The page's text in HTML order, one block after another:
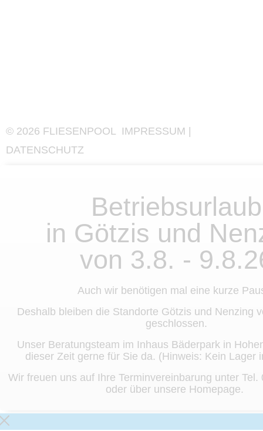
© 2026 FLIESENPOOL IMPRESSUM
DATENSCHUTZ
Betriebsurlaub
in Götzis und
von 3.8. -
Auch wir benötigen mal eine kurze
Deshalb bleiben die Standorte Götzis und Nenzing
geschlossen.
Unser Beratungsteam im Inhaus Bäderpark in
dieser Zeit gerne für Sie da. (Hinweis: Kein Lager
Wir freuen uns auf Ihre Terminvereinbarung unter Tel.
oder über unsere Homepage.